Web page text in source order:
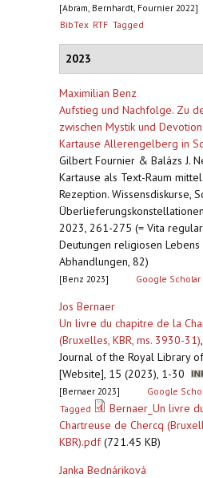
[Abram, Bernhardt, Fournier 2022]
BibTex RTF Tagged
2023
Maximilian Benz
Aufstieg und Nachfolge. Zu
zwischen Mystik und
Kartause Allerengelberg in
Gilbert Fournier & Balázs J.
Kartause als Text-Raum
Rezeption. Wissensdiskurse,
2023, 261-275 (= Vita
Deutungen religiosen
Abhandlungen, 82)
[Benz 2023] Google Scholar
Jos Bernaer
Un livre du chapitre de la
(Bruxelles, KBR, ms. 3930-31),
Journal of the Royal Library
[Website], 15 (2023), 1-30
[Bernaer 2023] Google
Tagged
Bernaer_Un livre
Chartreuse de Chercq
KBR).pdf(721.45 KB)
Janka Bednáriková